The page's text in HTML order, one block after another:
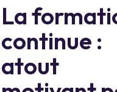
La
continue :
atout